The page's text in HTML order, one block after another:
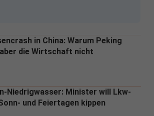
in China: Warum Peking
die Wirtschaft nicht
Niedrigwasser: Minister will Lkw-
und Feiertagen kippen